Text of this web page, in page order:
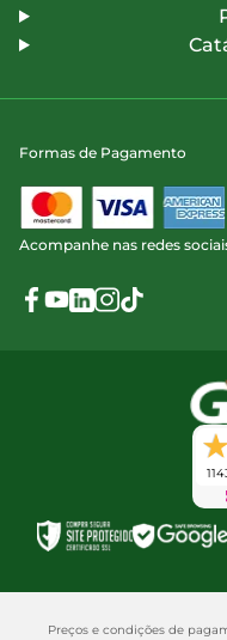
Formas de Pagamento
Acompanhe nas redes
Preços e condições de